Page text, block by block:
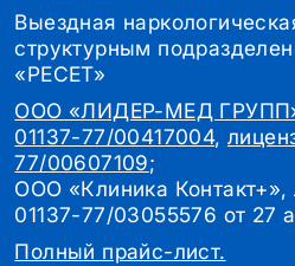
Выездная
структурным
«РЕСЕТ»
ООО «ЛИДЕР-МЕД
01137-77/00417004,
77/00607109;
ООО «Клиника
01137-77/03055576 от 27
Полный прайс-лист.